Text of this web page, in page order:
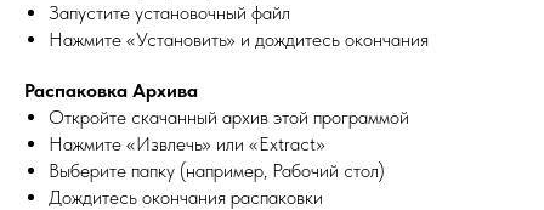
Запустите установочный файл
Нажмите «Установить» и дождитесь окончания
Распаковка Архива
Откройте скачанный архив этой программой
Нажмите «Извлечь» или «Extract»
Выберите папку (например, Рабочий стол)
Дождитесь окончания распаковки